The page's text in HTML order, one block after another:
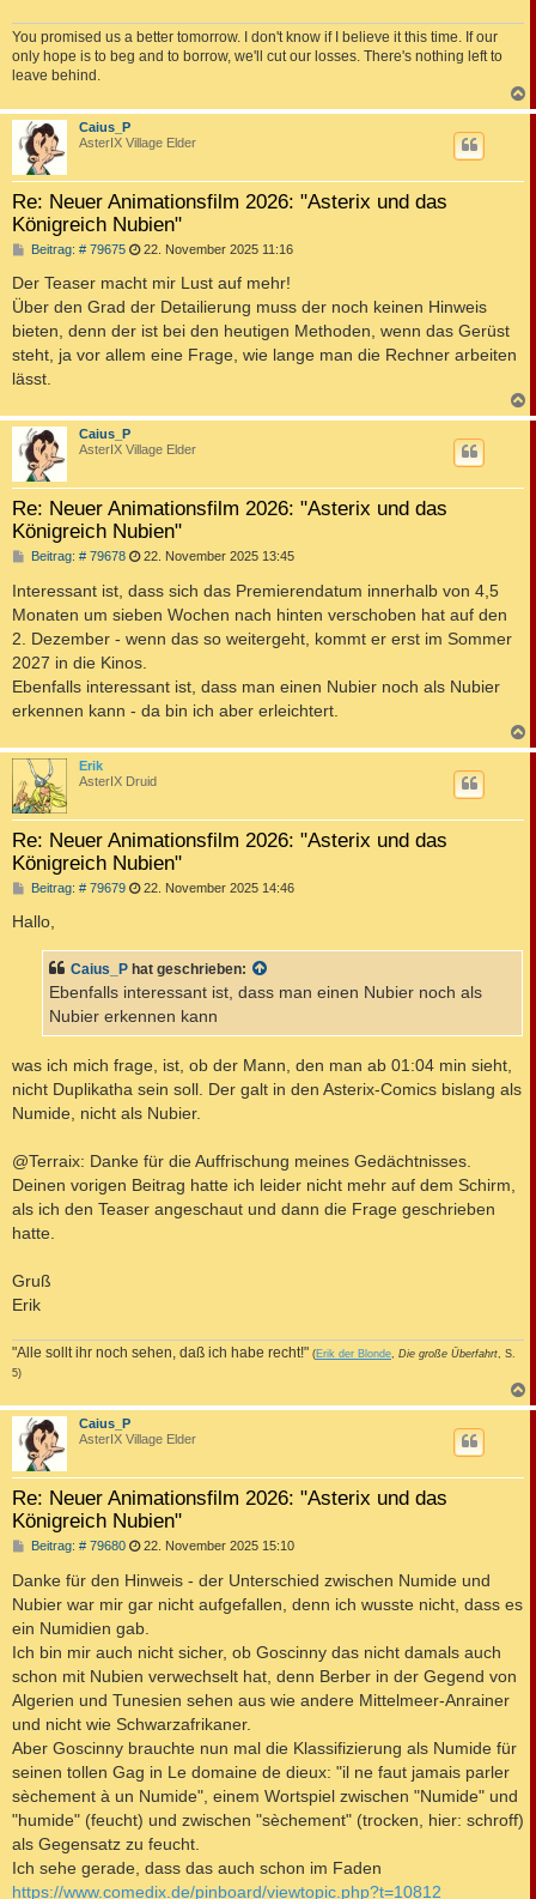
You promised us a better tomorrow. I don't know if I believe it this time. If our
only hope is to beg and to borrow, we'll cut our losses. There's nothing left to
leave behind.
a
Caius_P
AsterIX Village Elder
Re: Neuer Animationsfilm 2026: "Asterix und das
Königreich Nubien"
Beitrag: # 79675B
i
r
a
g
22. November 2025 11:16
Der Teaser macht mir Lust auf mehr!
Über den Grad der Detailierung muss der noch keinen Hinweis
bieten, denn der ist bei den heutigen Methoden, wenn das Gerüst
steht, ja vor allem eine Frage, wie lange man die Rechner arbeiten
lässt.
a
Caius_P
AsterIX Village Elder
Re: Neuer Animationsfilm 2026: "Asterix und das
Königreich Nubien"
Beitrag: # 79678B
r
g
22. November 2025 13:45
Interessant ist, dass sich das Premierendatum innerhalb von 4,5
Monaten um sieben Wochen nach hinten verschoben hat auf den
2. Dezember - wenn das so weitergeht, kommt er erst im Sommer
2027 in die Kinos.
Ebenfalls interessant ist, dass man einen Nubier noch als Nubier
erkennen kann - da bin ich aber erleichtert.
a
Erik
AsterIX Druid
Re: Neuer Animationsfilm 2026: "Asterix und das
Königreich Nubien"
Beitrag: # 79679B
r
a
22. November 2025 14:46
Hallo,
Caius_P hat geschrieben:
Ebenfalls interessant ist, dass man einen Nubier noch als
Nubier erkennen kann
was ich mich frage, ist, ob der Mann, den man ab 01:04 min sieht,
nicht Duplikatha sein soll. Der galt in den Asterix-Comics bislang als
Numide, nicht als Nubier.
@Terraix: Danke für die Auffrischung meines Gedächtnisses.
Deinen vorigen Beitrag hatte ich leider nicht mehr auf dem Schirm,
als ich den Teaser angeschaut und dann die Frage geschrieben
hatte.
Gruß
Erik
"Alle sollt ihr noch sehen, daß ich habe recht!" (Erik der Blonde, Die große Überfahrt, S.
5)
a
Caius_P
AsterIX Village Elder
Re: Neuer Animationsfilm 2026: "Asterix und das
Königreich Nubien"
Beitrag: # 79680B
i
t
r
g
22. November 2025 15:10
Danke für den Hinweis - der Unterschied zwischen Numide und
Nubier war mir gar nicht aufgefallen, denn ich wusste nicht, dass es
ein Numidien gab.
Ich bin mir auch nicht sicher, ob Goscinny das nicht damals auch
schon mit Nubien verwechselt hat, denn Berber in der Gegend von
Algerien und Tunesien sehen aus wie andere Mittelmeer-Anrainer
und nicht wie Schwarzafrikaner.
Aber Goscinny brauchte nun mal die Klassifizierung als Numide für
seinen tollen Gag in Le domaine de dieux: "il ne faut jamais parler
sèchement à un Numide", einem Wortspiel zwischen "Numide" und
"humide" (feucht) und zwischen "sèchement" (trocken, hier: schroff)
als Gegensatz zu feucht.
Ich sehe gerade, dass das auch schon im Faden
https://www.comedix.de/pinboard/viewtopic.php?t=10812